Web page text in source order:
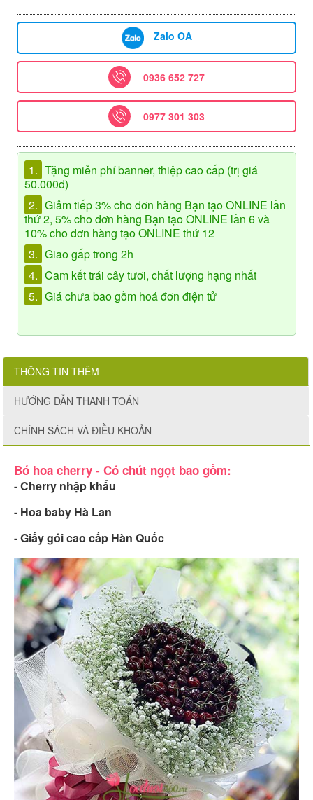
Zalo OA
0936 652 727
0977 301 303
1. Tặng miễn phí banner, thiệp cao cấp (trị giá
50.000đ)
2. Giảm tiếp 3% cho đơn hàng Bạn tạo ONLINE lần
thứ 2, 5% cho đơn hàng Bạn tạo ONLINE lần 6 và
10% cho đơn hàng tạo ONLINE thứ 12
3. Giao gấp trong 2h
4. Cam kết trái cây tươi, chất lượng hạng nhất
5. Giá chưa bao gồm hoá đơn điện tử
THÔNG TIN THÊM
HƯỚNG DẪN THANH TOÁN
CHÍNH SÁCH VÀ ĐIỀU KHOẢN
Bó hoa cherry - Có chút ngọt bao gồm:
- Cherry nhập khẩu
- Hoa baby Hà Lan
- Giấy gói cao cấp Hàn Quốc